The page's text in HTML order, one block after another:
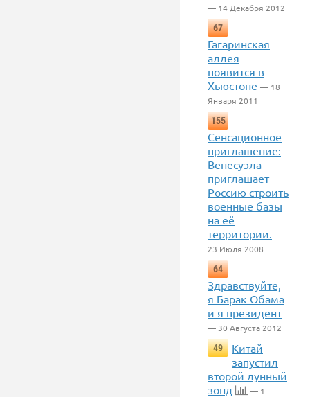
— 14 Декабря 2012
67
Гагаринская
аллея
появится в
Хьюстоне — 18
Января 2011
155
Сенсационное
приглашение:
Венесуэла
приглашает
Россию строить
военные базы
на её
территории. —
23 Июля 2008
64
Здравствуйте,
я Барак Обама
и я президент
— 30 Августа 2012
49
Китай
запустил
второй лунный
зонд
— 1